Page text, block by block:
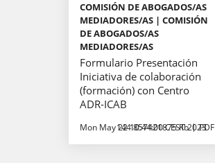
COMISIÓN DE ABOGADOS/AS
MEDIADORES/AS | COMISIÓN
DE ABOGADOS/AS
MEDIADORES/AS
Formulario Presentación
Iniciativa de colaboración
(formación) con Centro
ADR-ICAB
Mon May 22 10:44:00 CEST 2023
144.857421875 Kb PDF